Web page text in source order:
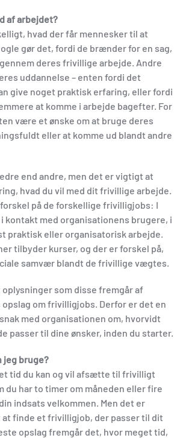
af arbejdet?
hvad der får mennesker til at
gør det, fordi de brænder for en sag,
deres frivillige arbejde. Andre
uddannelse – enten fordi det
give noget praktisk erfaring, eller fordi
at komme i arbejde bagefter. For
være et ønske om at bruge deres
eller at komme ud blandt andre
end andre, men det er vigtigt at
hvad du vil med dit frivillige arbejde.
på de forskellige frivilligjobs: I
kontakt med organisationens brugere, i
praktisk eller organisatorisk arbejde.
tilbyder kurser, og der er forskel på,
samvær blandt de frivillige vægtes.
oplysninger som disse fremgår af
om frivilligjobs. Derfor er det en
med organisationen om, hvorvidt
passer til dine ønsker, inden du starter.
jeg bruge?
tid du kan og vil afsætte til frivilligt
du har to timer om måneden eller fire
indsats velkommen. Men det er
finde et frivilligjob, der passer til dit
opslag fremgår det, hvor meget tid,